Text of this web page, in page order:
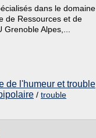
dans le domaine
de Ressources et de
Alpes,...
de l'humeur et trouble
/ trouble